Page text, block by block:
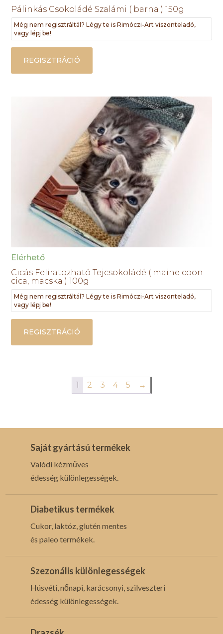
Pálinkás Csokoládé Szalámi ( barna ) 150g
Még nem regisztráltál? Légy te is Rimóczi-Art viszonteladó,
vagy lépj be!
REGISZTRÁCIÓ
Elérhető
Cicás Feliratozható Tejcsokoládé ( maine coon
cica, macska ) 100g
Még nem regisztráltál? Légy te is Rimóczi-Art viszonteladó,
vagy lépj be!
REGISZTRÁCIÓ
1 2 3 4 5 →
Saját gyártású termékek
Valódi kézműves
édesség különlegességek.
Diabetikus termékek
Cukor, laktóz, glutén mentes
és paleo termékek.
Szezonális különlegességek
Húsvéti, nőnapi, karácsonyi, szilveszteri
édesség különlegességek.